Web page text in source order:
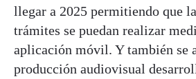
llegar a 2025 permitiendo que
trámites se puedan realizar
aplicación móvil. Y también se
producción audiovisual